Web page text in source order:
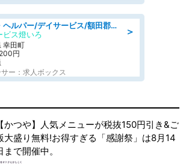
＞
介護職・ヘルパー/デイサービス/額田郡幸田町/JR東海道本線 幸田/愛知県
ビス燈いろ
幸田町
円
ー：求人ボックス
【かつや】人気メニューが税抜150円引き&ご
大盛り無料!お得すぎる「感謝祭」は8月14
まで開催中。